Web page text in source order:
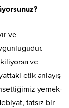
ve
ve
etik anlayış
yemek-
tatsız bir